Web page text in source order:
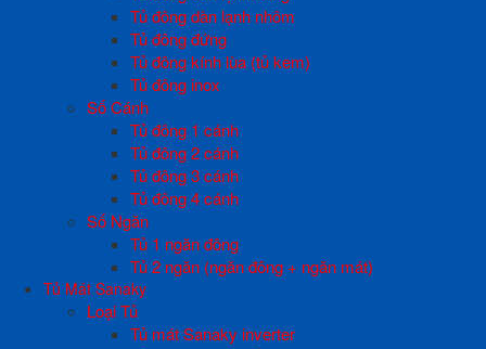
Tủ đông dàn lạnh nhôm
Tủ đông đứng
Tủ đông kính lùa (tủ kem)
Tủ đông inox
Số Cánh
Tủ đông 1 cánh
Tủ đông 2 cánh
Tủ đông 3 cánh
Tủ đông 4 cánh
Số Ngăn
Tủ 1 ngăn đông
Tủ 2 ngăn (ngăn đông + ngăn mát)
Tủ Mát Sanaky
Loại Tủ
Tủ mát Sanaky inverter